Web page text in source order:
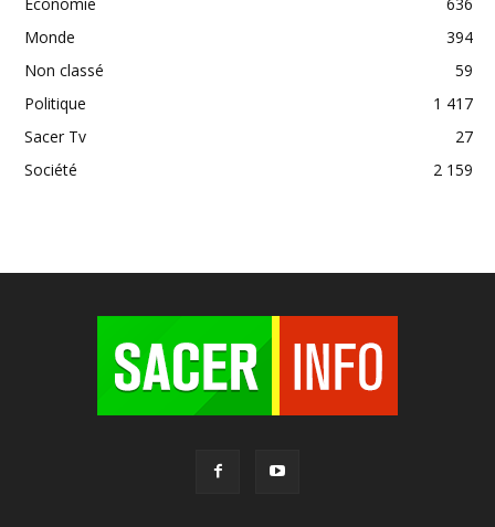
Monde
394
Non classé
59
Politique
1 417
Sacer Tv
27
Société
2 159